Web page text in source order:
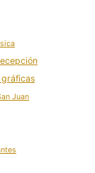
gráficas
Juan